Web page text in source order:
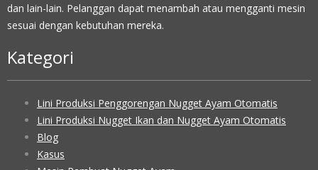
dan lain-lain. Pelanggan dapat menambah atau mengganti mesin
sesuai dengan kebutuhan mereka.
Kategori
Lini Produksi Penggorengan Nugget Ayam Otomatis
Lini Produksi Nugget Ikan dan Nugget Ayam Otomatis
Blog
Kasus